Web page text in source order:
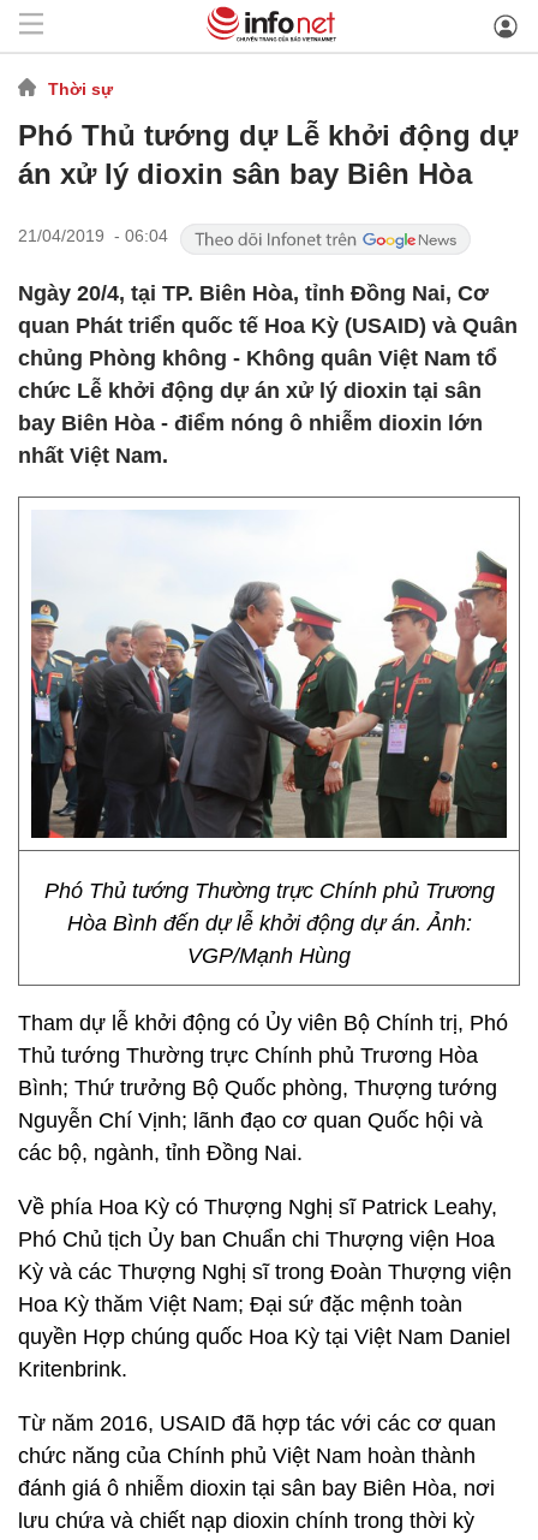
Thời sự
Phó Thủ tướng dự Lễ khởi động dự
án xử lý dioxin sân bay Biên Hòa
21/04/2019 - 06:04
Ngày 20/4, tại TP. Biên Hòa, tỉnh Đồng Nai, Cơ
quan Phát triển quốc tế Hoa Kỳ (USAID) và Quân
chủng Phòng không - Không quân Việt Nam tổ
chức Lễ khởi động dự án xử lý dioxin tại sân
bay Biên Hòa - điểm nóng ô nhiễm dioxin lớn
nhất Việt Nam.
Phó Thủ tướng Thường trực Chính phủ Trương
Hòa Bình đến dự lễ khởi động dự án. Ảnh:
VGP/Mạnh Hùng
Tham dự lễ khởi động có Ủy viên Bộ Chính trị, Phó
Thủ tướng Thường trực Chính phủ Trương Hòa
Bình; Thứ trưởng Bộ Quốc phòng, Thượng tướng
Nguyễn Chí Vịnh; lãnh đạo cơ quan Quốc hội và
các bộ, ngành, tỉnh Đồng Nai.
Về phía Hoa Kỳ có Thượng Nghị sĩ Patrick Leahy,
Phó Chủ tịch Ủy ban Chuẩn chi Thượng viện Hoa
Kỳ và các Thượng Nghị sĩ trong Đoàn Thượng viện
Hoa Kỳ thăm Việt Nam; Đại sứ đặc mệnh toàn
quyền Hợp chúng quốc Hoa Kỳ tại Việt Nam Daniel
Kritenbrink.
Từ năm 2016, USAID đã hợp tác với các cơ quan
chức năng của Chính phủ Việt Nam hoàn thành
đánh giá ô nhiễm dioxin tại sân bay Biên Hòa, nơi
lưu chứa và chiết nạp dioxin chính trong thời kỳ